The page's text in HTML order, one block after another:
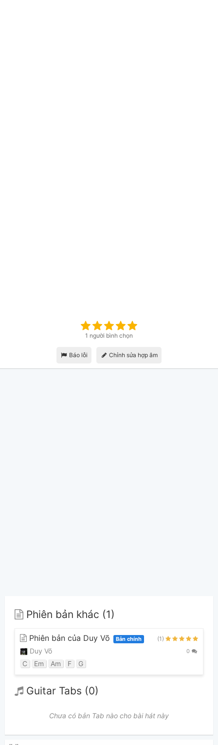
1 người bình chọn
Báo lỗi Chỉnh sửa hợp âm
Phiên bản khác (1)
Phiên bản của Duy Võ Bản chính (1)
Duy Võ 0
C Em Am F G
Guitar Tabs (0)
Chưa có bản Tab nào cho bài hát này